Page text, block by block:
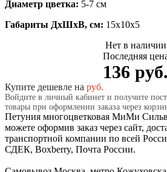
Диаметр цветка: 5-7 см
Габариты ДхШхВ, см: 15x10x5
Нет в наличии
Последняя
136 руб.
Купите дешевле на руб.
Войдите в личный кабинет и получите
товары при оформлении заказа через
Петуния многоцветковая МиМи
можете оформив заказ через сайт,
транспортной компании по всей
СДЕК, Boxberry, Почта России.